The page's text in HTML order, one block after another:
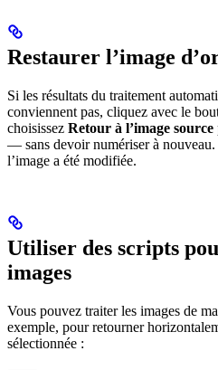
Restaurer l’image
Si les résultats du traitement
conviennent pas, cliquez avec le
choisissez Retour à l’image source
— sans devoir numériser à nouveau.
l’image a été modifiée.
Utiliser des scripts
images
Vous pouvez traiter les images de
exemple, pour retourner
sélectionnée :